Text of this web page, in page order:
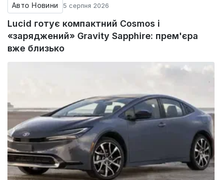
Авто Новини 5 серпня 2026
Lucid готує компактний Cosmos і
«заряджений» Gravity Sapphire: прем'єра
вже близько